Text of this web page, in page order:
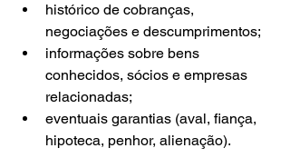
histórico de cobranças,
negociações e descumprimentos;
informações sobre bens
conhecidos, sócios e empresas
relacionadas;
eventuais garantias (aval, fiança,
hipoteca, penhor, alienação).